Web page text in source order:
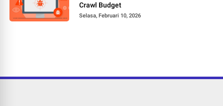
Crawl Budget
Selasa, Februari 10, 2026